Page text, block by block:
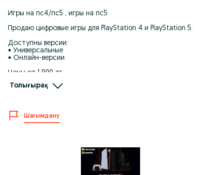
Игры на пс4/пс5 , игры на пс5
Продаю цифровые игры для PlayStation 4 и PlayStation 5.
Доступны версии:
• Универсальные
• Онлайн-версии
Цены от 1 990 тг.
• Установка и настройка
Instagram: Catalogpsn
Толығырақ
Шағымдану